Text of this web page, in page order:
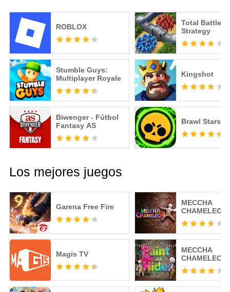
ROBLOX
Total Battle:
Strategy
Stumble Guys:
Multiplayer Royale
Kingshot
Biwenger - Fútbol
Fantasy AS
Brawl Stars
Los mejores juegos
Garena Free Fire
Magis TV
MECCHA
CHAMELEON
MECCHA
CHAMELEON